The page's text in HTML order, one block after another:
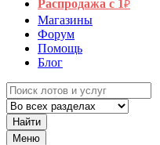
Распродажа с 1₽
Магазины
Форум
Помощь
Блог
Найти
Меню